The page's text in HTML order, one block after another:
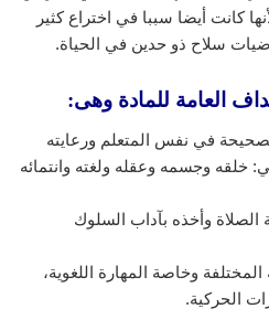
كانت أيضا سببا في اختراع كثير
سلاح ذو حدين في الحياة.
العامة للمادة وهى:
في نفس المتعلم ورعايته
خلقه وجسمه وعقله ولغته وانتمائه
الصلاة وأخذه بآداب السلوك
وخاصة المهارة اللغوية،
الحركية.